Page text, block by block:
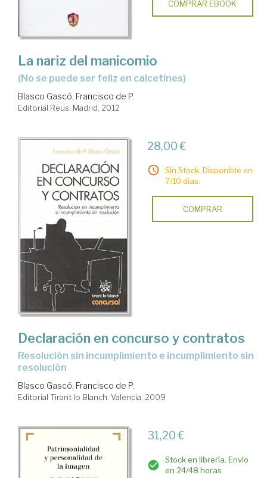
COMPRAR EBOOK
La nariz del manicomio
(no se puede ser feliz en calcetines)
Blasco Gascó, Francisco de P.
Editorial Reus. Madrid, 2012
28,00 €
Sin Stock. Disponible en
7/10 días.
COMPRAR
Declaración en concurso y contratos
resolución sin incumplimiento e incumplimiento sin
resolución
Blasco Gascó, Francisco de P.
Editorial Tirant lo Blanch. Valencia, 2009
31,20 €
Stock en librería. Envío
en 24/48 horas